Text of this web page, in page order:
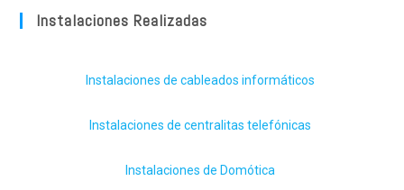
Instalaciones Realizadas
Instalaciones de cableados informáticos
Instalaciones de centralitas telefónicas
Instalaciones de Domótica